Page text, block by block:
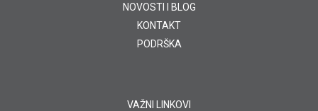
NOVOSTI I BLOG
KONTAKT
PODRŠKA
VAŽNI LINKOVI